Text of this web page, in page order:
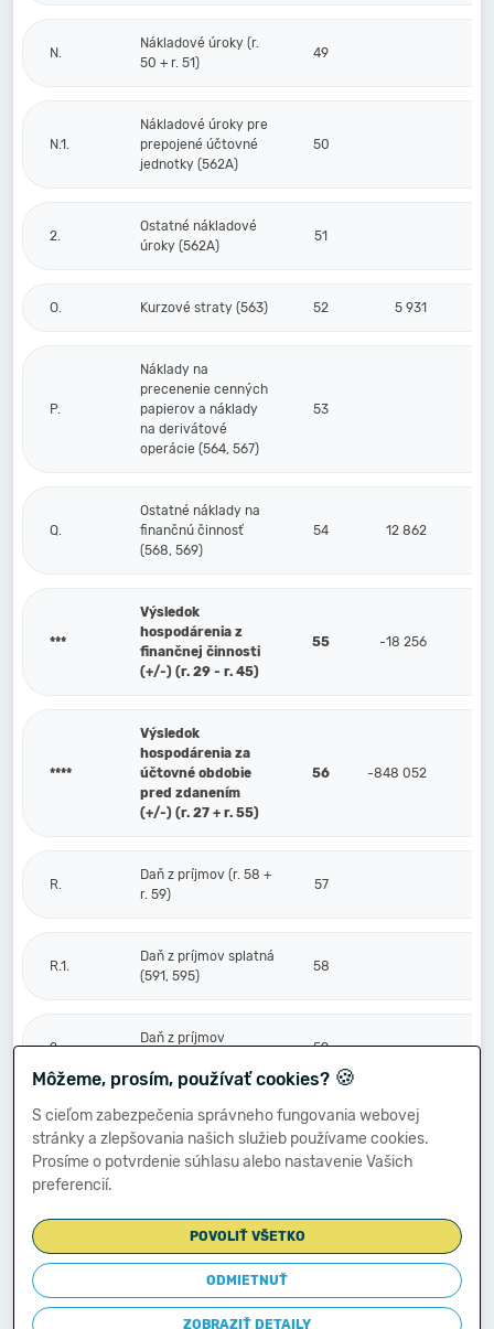
N.
Nákladové úroky (r.
50 + r. 51)
49
N.1.
Nákladové úroky pre
prepojené účtovné
jednotky (562A)
50
2.
Ostatné nákladové
úroky (562A)
51
O. Kurzové straty (563) 52 5 931
P.
Náklady na
precenenie cenných
papierov a náklady
na derivátové
operácie (564, 567)
53
Q.
Ostatné náklady na
finančnú činnosť
(568, 569)
54 12 862
***
Výsledok
hospodárenia z
finančnej činnosti
(+/-) (r. 29 - r. 45)
55 -18 256
****
Výsledok
hospodárenia za
účtovné obdobie
pred zdanením
(+/-) (r. 27 + r. 55)
56 -848 052
R.
Daň z príjmov (r. 58 +
r. 59)
57
R.1.
Daň z príjmov splatná
(591, 595)
58
2.
Daň z príjmov
59
S.
Prevod podielov na
výsledku
hospodárenia
60
****
Výsledok
hospodárenia za
účtovné obdobie po
zdanení (+/-) (r. 56
61 -848 052
Môžeme, prosím, používať cookies? 🍪
S cieľom zabezpečenia správneho fungovania webovej
stránky a zlepšovania našich služieb používame cookies.
Prosíme o potvrdenie súhlasu alebo nastavenie Vašich
preferencií.
POVOLIŤ VŠETKO
ODMIETNUŤ
ZOBRAZIŤ DETAILY